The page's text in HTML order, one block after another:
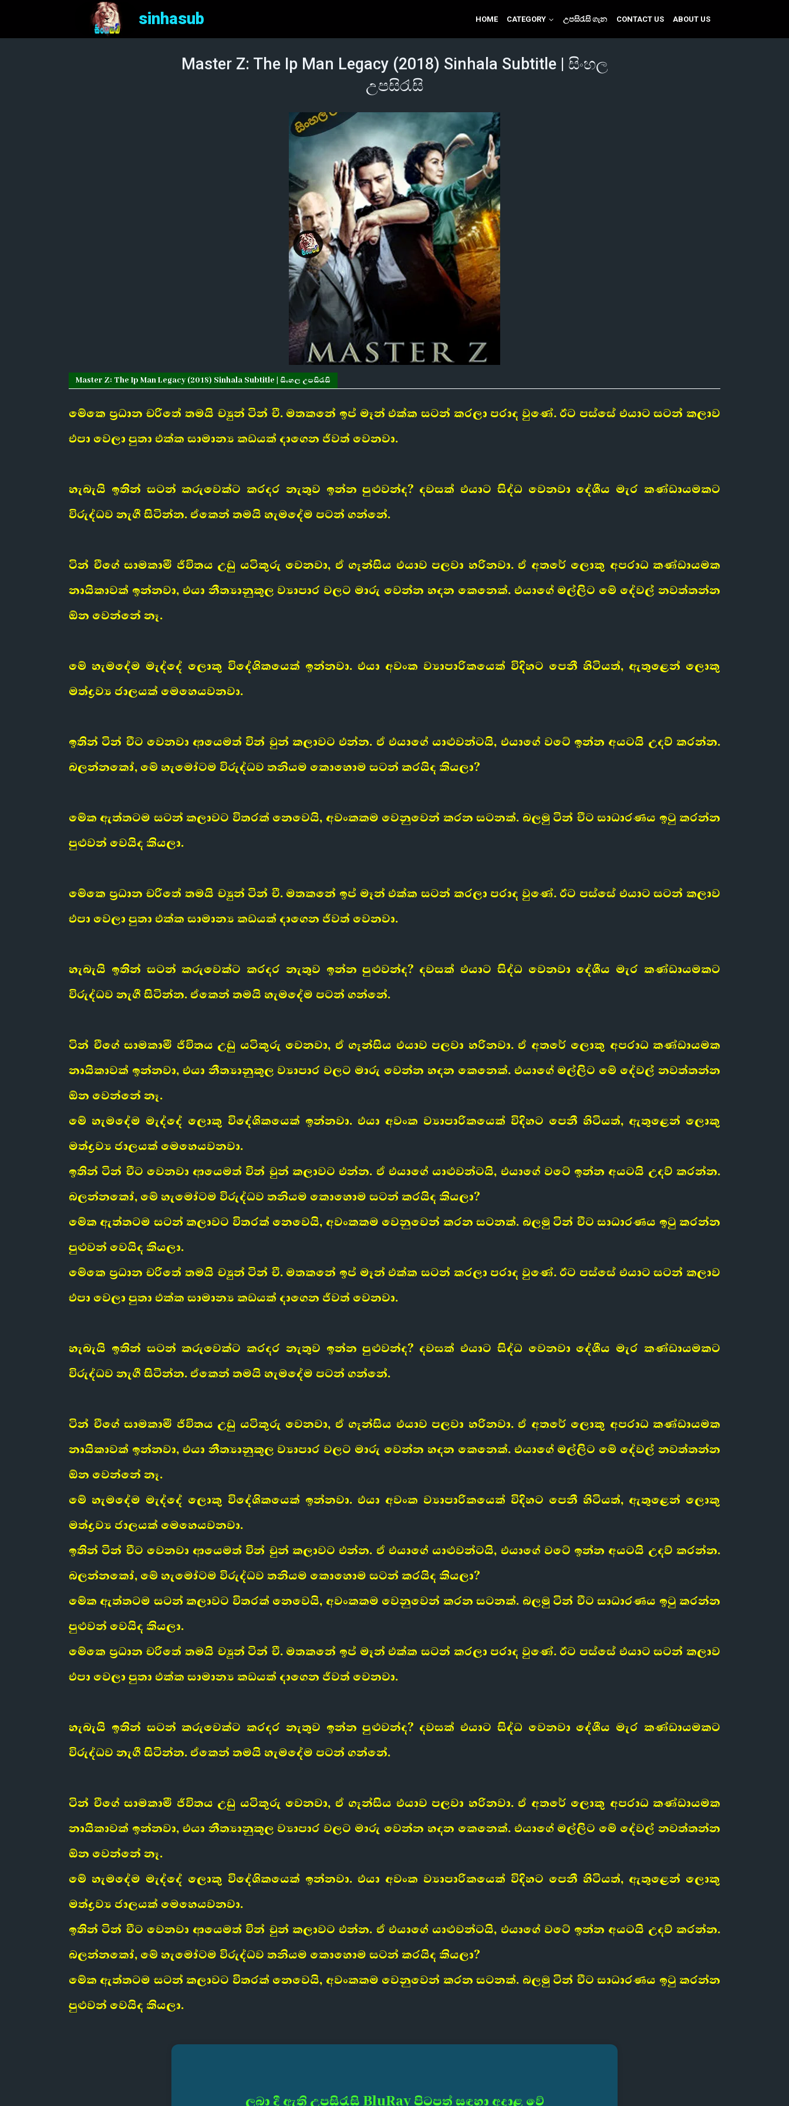
sinhasub HOME CATEGORY උපසිරැසි ගැන CONTACT US ABOUT US
Master Z: The Ip Man Legacy (2018) Sinhala Subtitle | සිංහල
උපසිරැසි
Master Z: The Ip Man Legacy (2018) Sinhala Subtitle | සිංහල උපසිරැසි
මේකෙ ප්‍රධාන චරිතේ තමයි ච්‍යුන් ටින් චී. මතකනේ ඉප් මෑන් එක්ක සටන් කරලා පරාද වුණේ. ඊට පස්සේ එයාට සටන් කලාව
එපා වෙලා පුතා එක්ක සාමාන්‍ය කඩයක් දාගෙන ජීවත් වෙනවා.
හැබැයි ඉතින් සටන් කරුවෙක්ට කරදර නැතුව ඉන්න පුළුවන්ද? දවසක් එයාට සිද්ධ වෙනවා දේශීය මැර කණ්ඩායමකට
විරුද්ධව නැගී සිටින්න. ඒකෙන් තමයි හැමදේම පටන් ගන්නේ.
ටින් චීගේ සාමකාමී ජීවිතය උඩු යටිකුරු වෙනවා, ඒ ගෑන්සිය එයාව පලවා හරිනවා. ඒ අතරේ ලොකු අපරාධ කණ්ඩායමක
නායිකාවක් ඉන්නවා, එයා නීත්‍යානුකූල ව්‍යාපාර වලට මාරු වෙන්න හදන කෙනෙක්. එයාගේ මල්ලිට මේ දේවල් නවත්තන්න
ඕන වෙන්නේ නෑ.
මේ හැමදේම මැද්දේ ලොකු විදේශිකයෙක් ඉන්නවා. එයා අවංක ව්‍යාපාරිකයෙක් විදිහට පෙනී හිටියත්, ඇතුළෙන් ලොකු
මත්ද්‍රව්‍ය ජාලයක් මෙහෙයවනවා.
ඉතින් ටින් චීට වෙනවා ආයෙමත් වින් චුන් කලාවට එන්න. ඒ එයාගේ යාළුවන්ටයි, එයාගේ වටේ ඉන්න අයටයි උදව් කරන්න.
බලන්නකෝ, මේ හැමෝටම විරුද්ධව තනියම කොහොම සටන් කරයිද කියලා?
මේක ඇත්තටම සටන් කලාවට විතරක් නෙවෙයි, අවංකකම වෙනුවෙන් කරන සටනක්. බලමු ටින් චීට සාධාරණය ඉටු කරන්න
පුළුවන් වෙයිද කියලා.
මේකෙ ප්‍රධාන චරිතේ තමයි ච්‍යුන් ටින් චී. මතකනේ ඉප් මෑන් එක්ක සටන් කරලා පරාද වුණේ. ඊට පස්සේ එයාට සටන් කලාව
එපා වෙලා පුතා එක්ක සාමාන්‍ය කඩයක් දාගෙන ජීවත් වෙනවා.
හැබැයි ඉතින් සටන් කරුවෙක්ට කරදර නැතුව ඉන්න පුළුවන්ද? දවසක් එයාට සිද්ධ වෙනවා දේශීය මැර කණ්ඩායමකට
විරුද්ධව නැගී සිටින්න. ඒකෙන් තමයි හැමදේම පටන් ගන්නේ.
ටින් චීගේ සාමකාමී ජීවිතය උඩු යටිකුරු වෙනවා, ඒ ගෑන්සිය එයාව පලවා හරිනවා. ඒ අතරේ ලොකු අපරාධ කණ්ඩායමක
නායිකාවක් ඉන්නවා, එයා නීත්‍යානුකූල ව්‍යාපාර වලට මාරු වෙන්න හදන කෙනෙක්. එයාගේ මල්ලිට මේ දේවල් නවත්තන්න
ඕන වෙන්නේ නෑ.
මේ හැමදේම මැද්දේ ලොකු විදේශිකයෙක් ඉන්නවා. එයා අවංක ව්‍යාපාරිකයෙක් විදිහට පෙනී හිටියත්, ඇතුළෙන් ලොකු
මත්ද්‍රව්‍ය ජාලයක් මෙහෙයවනවා.
ඉතින් ටින් චීට වෙනවා ආයෙමත් වින් චුන් කලාවට එන්න. ඒ එයාගේ යාළුවන්ටයි, එයාගේ වටේ ඉන්න අයටයි උදව් කරන්න.
බලන්නකෝ, මේ හැමෝටම විරුද්ධව තනියම කොහොම සටන් කරයිද කියලා?
මේක ඇත්තටම සටන් කලාවට විතරක් නෙවෙයි, අවංකකම වෙනුවෙන් කරන සටනක්. බලමු ටින් චීට සාධාරණය ඉටු කරන්න
පුළුවන් වෙයිද කියලා.
මේකෙ ප්‍රධාන චරිතේ තමයි ච්‍යුන් ටින් චී. මතකනේ ඉප් මෑන් එක්ක සටන් කරලා පරාද වුණේ. ඊට පස්සේ එයාට සටන් කලාව
එපා වෙලා පුතා එක්ක සාමාන්‍ය කඩයක් දාගෙන ජීවත් වෙනවා.
හැබැයි ඉතින් සටන් කරුවෙක්ට කරදර නැතුව ඉන්න පුළුවන්ද? දවසක් එයාට සිද්ධ වෙනවා දේශීය මැර කණ්ඩායමකට
විරුද්ධව නැගී සිටින්න. ඒකෙන් තමයි හැමදේම පටන් ගන්නේ.
ටින් චීගේ සාමකාමී ජීවිතය උඩු යටිකුරු වෙනවා, ඒ ගෑන්සිය එයාව පලවා හරිනවා. ඒ අතරේ ලොකු අපරාධ කණ්ඩායමක
නායිකාවක් ඉන්නවා, එයා නීත්‍යානුකූල ව්‍යාපාර වලට මාරු වෙන්න හදන කෙනෙක්. එයාගේ මල්ලිට මේ දේවල් නවත්තන්න
ඕන වෙන්නේ නෑ.
මේ හැමදේම මැද්දේ ලොකු විදේශිකයෙක් ඉන්නවා. එයා අවංක ව්‍යාපාරිකයෙක් විදිහට පෙනී හිටියත්, ඇතුළෙන් ලොකු
මත්ද්‍රව්‍ය ජාලයක් මෙහෙයවනවා.
ඉතින් ටින් චීට වෙනවා ආයෙමත් වින් චුන් කලාවට එන්න. ඒ එයාගේ යාළුවන්ටයි, එයාගේ වටේ ඉන්න අයටයි උදව් කරන්න.
බලන්නකෝ, මේ හැමෝටම විරුද්ධව තනියම කොහොම සටන් කරයිද කියලා?
මේක ඇත්තටම සටන් කලාවට විතරක් නෙවෙයි, අවංකකම වෙනුවෙන් කරන සටනක්. බලමු ටින් චීට සාධාරණය ඉටු කරන්න
පුළුවන් වෙයිද කියලා.
මේකෙ ප්‍රධාන චරිතේ තමයි ච්‍යුන් ටින් චී. මතකනේ ඉප් මෑන් එක්ක සටන් කරලා පරාද වුණේ. ඊට පස්සේ එයාට සටන් කලාව
එපා වෙලා පුතා එක්ක සාමාන්‍ය කඩයක් දාගෙන ජීවත් වෙනවා.
හැබැයි ඉතින් සටන් කරුවෙක්ට කරදර නැතුව ඉන්න පුළුවන්ද? දවසක් එයාට සිද්ධ වෙනවා දේශීය මැර කණ්ඩායමකට
විරුද්ධව නැගී සිටින්න. ඒකෙන් තමයි හැමදේම පටන් ගන්නේ.
ටින් චීගේ සාමකාමී ජීවිතය උඩු යටිකුරු වෙනවා, ඒ ගෑන්සිය එයාව පලවා හරිනවා. ඒ අතරේ ලොකු අපරාධ කණ්ඩායමක
නායිකාවක් ඉන්නවා, එයා නීත්‍යානුකූල ව්‍යාපාර වලට මාරු වෙන්න හදන කෙනෙක්. එයාගේ මල්ලිට මේ දේවල් නවත්තන්න
ඕන වෙන්නේ නෑ.
මේ හැමදේම මැද්දේ ලොකු විදේශිකයෙක් ඉන්නවා. එයා අවංක ව්‍යාපාරිකයෙක් විදිහට පෙනී හිටියත්, ඇතුළෙන් ලොකු
මත්ද්‍රව්‍ය ජාලයක් මෙහෙයවනවා.
ඉතින් ටින් චීට වෙනවා ආයෙමත් වින් චුන් කලාවට එන්න. ඒ එයාගේ යාළුවන්ටයි, එයාගේ වටේ ඉන්න අයටයි උදව් කරන්න.
බලන්නකෝ, මේ හැමෝටම විරුද්ධව තනියම කොහොම සටන් කරයිද කියලා?
මේක ඇත්තටම සටන් කලාවට විතරක් නෙවෙයි, අවංකකම වෙනුවෙන් කරන සටනක්. බලමු ටින් චීට සාධාරණය ඉටු කරන්න
පුළුවන් වෙයිද කියලා.
ලබා දී ඇති උපසිරැසි BluRay පිටපත් සඳහා අදාළ වේ